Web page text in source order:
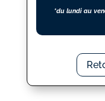
*du lundi au